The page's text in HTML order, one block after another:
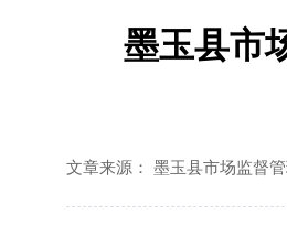
墨玉县市
文章来源： 墨玉县市场监督